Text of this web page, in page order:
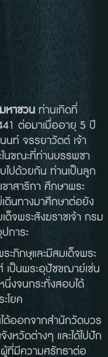
หาชวนท่านเกิดที่
ต่อมาเมื่ออายุ 5 ปี
นท์ จรรยาวัตต์ เจ้า
นขณะที่ท่านบรรพชา
ไปด้วยกัน ท่านเป็นลูก
าสาริกา ศึกษาพระ
ดินทางมาศึกษาต่อยัง
จพระสังฆราชเจ้า กรม
การะ
ษุและมีสมเด็จพระ
ป็นพระอุปัชขฌาย์เช่น
งจนกระทั่งสอบได้
โยค
กจากสำนักวัดบวร
หวัดต่างๆ และได้ไปปัก
ที่มีความศรัทธาต่อ